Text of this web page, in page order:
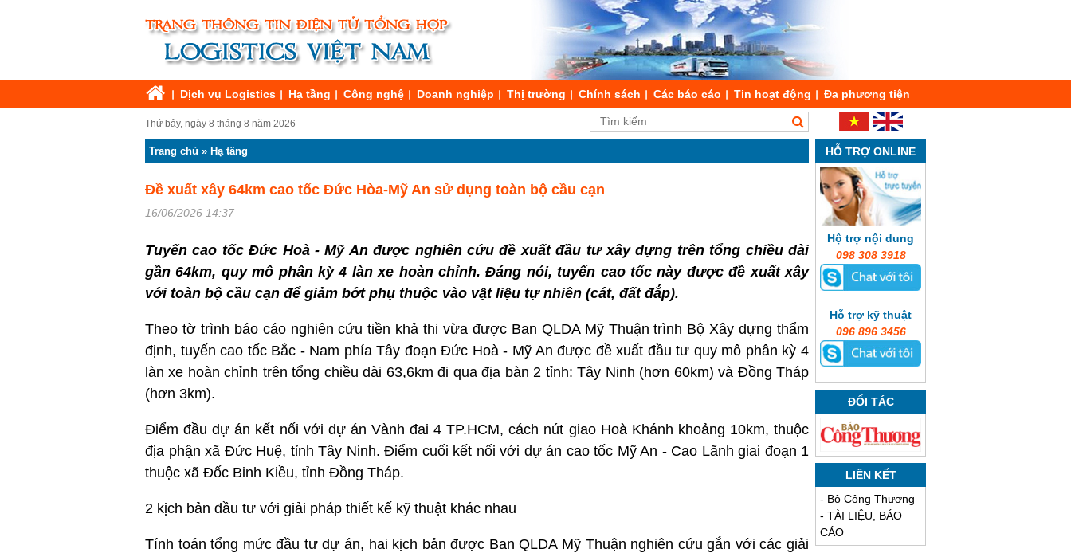
Dịch vụ Logistics Hạ tầng Công nghệ Doanh nghiệp Thị trường Chính sách Các báo cáo Tin hoạt động Đa phương tiện
Thứ bảy, ngày 8 tháng 8 năm 2026
Trang chủ » Hạ tầng
Đề xuất xây 64km cao tốc Đức Hòa-Mỹ An sử dụng toàn bộ cầu cạn
16/06/2026 14:37
Tuyến cao tốc Đức Hoà - Mỹ An được nghiên cứu đề xuất đầu tư xây dựng trên tổng chiều dài
gần 64km, quy mô phân kỳ 4 làn xe hoàn chỉnh. Đáng nói, tuyến cao tốc này được đề xuất xây
với toàn bộ cầu cạn để giảm bớt phụ thuộc vào vật liệu tự nhiên (cát, đất đắp).
Theo tờ trình báo cáo nghiên cứu tiền khả thi vừa được Ban QLDA Mỹ Thuận trình Bộ Xây dựng thẩm
định, tuyến cao tốc Bắc - Nam phía Tây đoạn Đức Hoà - Mỹ An được đề xuất đầu tư quy mô phân kỳ 4
làn xe hoàn chỉnh trên tổng chiều dài 63,6km đi qua địa bàn 2 tỉnh: Tây Ninh (hơn 60km) và Đồng Tháp
(hơn 3km).
Điểm đầu dự án kết nối với dự án Vành đai 4 TP.HCM, cách nút giao Hoà Khánh khoảng 10km, thuộc
địa phận xã Đức Huệ, tỉnh Tây Ninh. Điểm cuối kết nối với dự án cao tốc Mỹ An - Cao Lãnh giai đoạn 1
thuộc xã Đốc Binh Kiều, tỉnh Đồng Tháp.
2 kịch bản đầu tư với giải pháp thiết kế kỹ thuật khác nhau
Tính toán tổng mức đầu tư dự án, hai kịch bản được Ban QLDA Mỹ Thuận nghiên cứu gắn với các giải
HỖ TRỢ ONLINE
Hộ trợ nội dung
098 308 3918
Hỗ trợ kỹ thuật
096 896 3456
ĐỐI TÁC
LIÊN KẾT
- Bộ Công Thương
- TÀI LIỆU, BÁO
CÁO